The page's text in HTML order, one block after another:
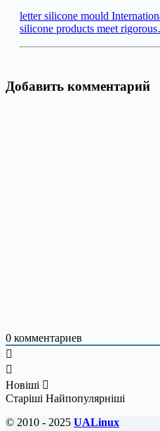
letter silicone mould
silicone products meet
Добавить комментарий
0 комментариев
Новіші
Старіші Найпопулярніші
© 2010 - 2025 UALinux